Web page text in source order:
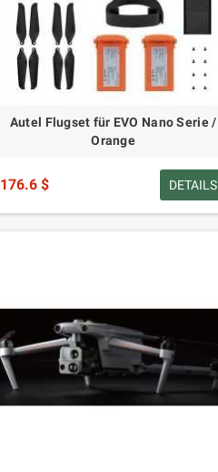
Autel Flugset für EVO Nano Serie /
Orange
176.6 $ DETAILS